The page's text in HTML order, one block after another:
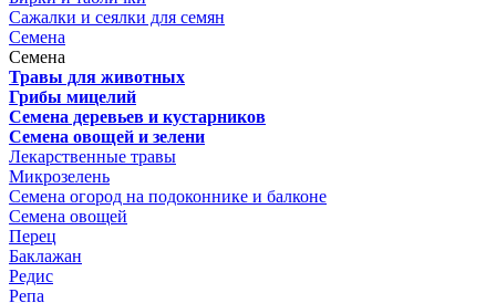
Сажалки и сеялки для семян
Семена
Семена
Травы для животных
Грибы мицелий
Семена деревьев и кустарников
Семена овощей и зелени
Лекарственные травы
Микрозелень
Семена огород на подоконнике и балконе
Семена овощей
Перец
Баклажан
Редис
Репа